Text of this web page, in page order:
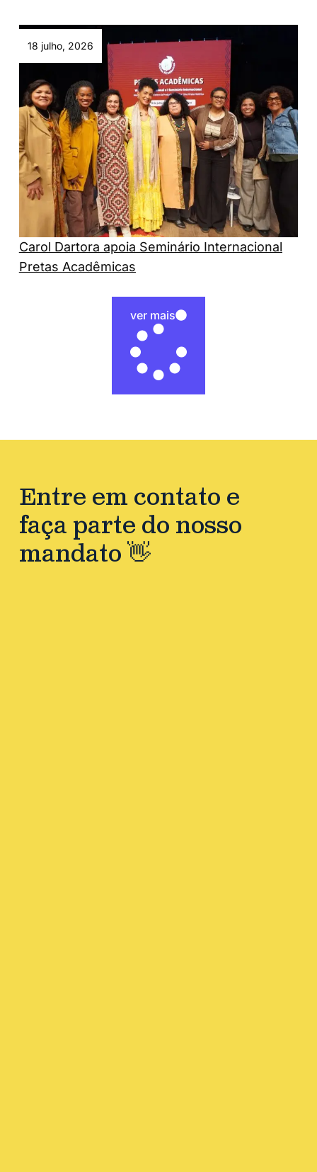
18 julho, 2026
Carol Dartora apoia Seminário Internacional
Pretas Acadêmicas
ver mais
Entre em contato e
faça parte do nosso
mandato 👋